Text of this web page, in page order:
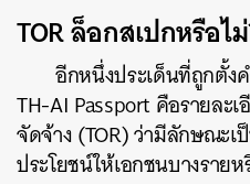
TOR ล็อกสเปกหรือไ
อีกหนึ่งประเด็นที่ถูกตั้ง
TH-AI Passport คือรายละ
จัดจ้าง (TOR) ว่ามีลักษณะเ
ประโยชน์ให้เอกชนบางราย